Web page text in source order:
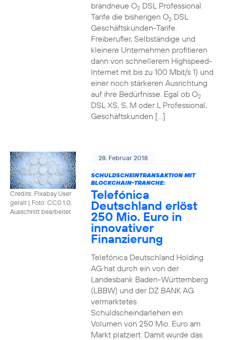
brandneue O2DSL Professional
Tarife die bisherigen O2DSL
Geschäftskunden-Tarife.
Freiberufler, Selbständige und
kleinere Unternehmen profitieren
dann von schnellerem Highspeed-
Internet mit bis zu 100 Mbit/s 1) und
einer noch stärkeren Ausrichtung
auf ihre Bedürfnisse. Egal ob O2
DSL XS, S, M oder L Professional,
Geschäftskunden […]
Credits: Pixabay User
geralt | Foto: CC0 1.0,
Ausschnitt bearbeitet
28. Februar 2018
SCHULDSCHEINTRANSAKTION MIT
BLOCKCHAIN-TRANCHE:
Telefónica
Deutschland erlöst
250 Mio. Euro in
innovativer
Finanzierung
Telefónica Deutschland Holding
AG hat durch ein von der
Landesbank Baden-Württemberg
(LBBW) und der DZ BANK AG
vermarktetes
Schuldscheindarlehen ein
Volumen von 250 Mio. Euro am
Markt platziert. Damit wurde das